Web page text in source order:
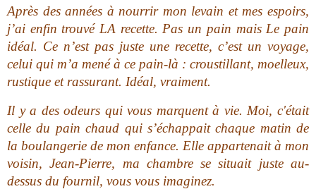
Après des années à nourrir mon levain et mes espoirs,
j’ai enfin trouvé LA recette. Pas un pain mais Le pain
idéal. Ce n’est pas juste une recette, c’est un voyage,
celui qui m’a mené à ce pain-là : croustillant, moelleux,
rustique et rassurant. Idéal, vraiment.
Il y a des odeurs qui vous marquent à vie. Moi, c'était
celle du pain chaud qui s’échappait chaque matin de
la boulangerie de mon enfance. Elle appartenait à mon
voisin, Jean-Pierre, ma chambre se situait juste au-
dessus du fournil, vous vous imaginez.